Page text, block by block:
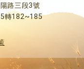
路三段3號
轉182~185